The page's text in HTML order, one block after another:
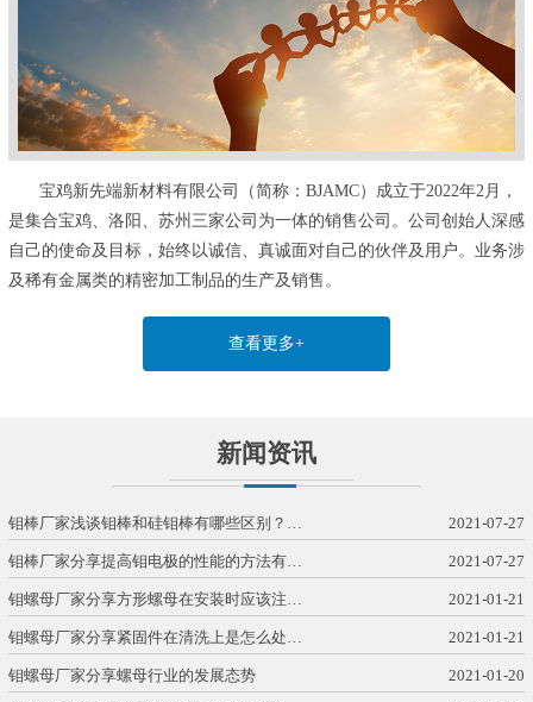
宝鸡新先端新材料有限公司（简称：BJAMC）成立于2022年2月，
是集合宝鸡、洛阳、苏州三家公司为一体的销售公司。公司创始人深感
自己的使命及目标，始终以诚信、真诚面对自己的伙伴及用户。业务涉
及稀有金属类的精密加工制品的生产及销售。
查看更多+
新闻资讯
钼棒厂家浅谈钼棒和硅钼棒有哪些区别？… 2021-07-27
钼棒厂家分享提高钼电极的性能的方法有… 2021-07-27
钼螺母厂家分享方形螺母在安装时应该注… 2021-01-21
钼螺母厂家分享紧固件在清洗上是怎么处… 2021-01-21
钼螺母厂家分享螺母行业的发展态势 2021-01-20